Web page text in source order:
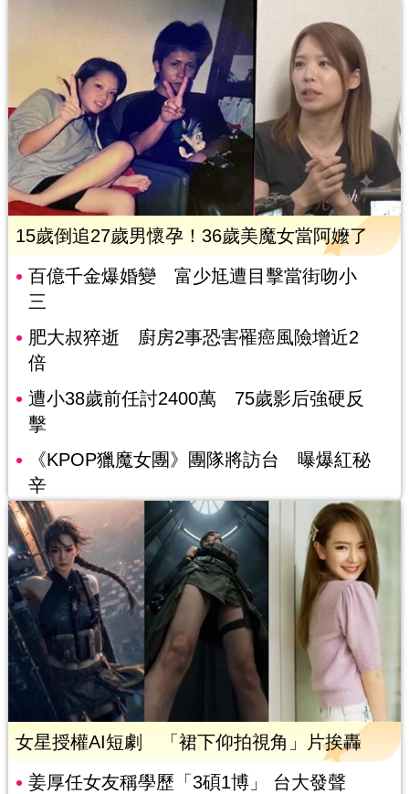
15歲倒追27歲男懷孕！36歲美魔女當阿嬤了
百億千金爆婚變 富少尪遭目擊當街吻小
三
肥大叔猝逝 廚房2事恐害罹癌風險增近2
倍
遭小38歲前任討2400萬 75歲影后強硬反
擊
《KPOP獵魔女團》團隊將訪台 曝爆紅秘
辛
女星授權AI短劇 「裙下仰拍視角」片挨轟
姜厚任女友稱學歷「3碩1博」 台大發聲